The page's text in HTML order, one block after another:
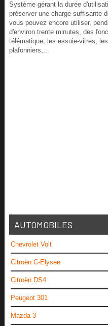
Système gérant la durée
préserver une charge suffisante
vous pouvez encore utiliser,
d'environ trente minutes, des
télématique, les essuie-vitres,
plafonniers,...
AUTOMOBILES
Chevrolet Volt
Citroën C-Elysee
Citroën DS4
Peugeot 301
Mazda 3